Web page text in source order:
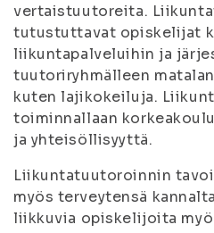
vertaistuutoreita.
tutustuttavat opiskelijat
liikuntapalveluihin ja
tuutoriryhmälleen
kuten lajikokeiluja.
toiminnallaan
ja yhteisöllisyyttä.
Liikuntatuutoroinnin
myös terveytensä
liikkuvia opiskelijoita